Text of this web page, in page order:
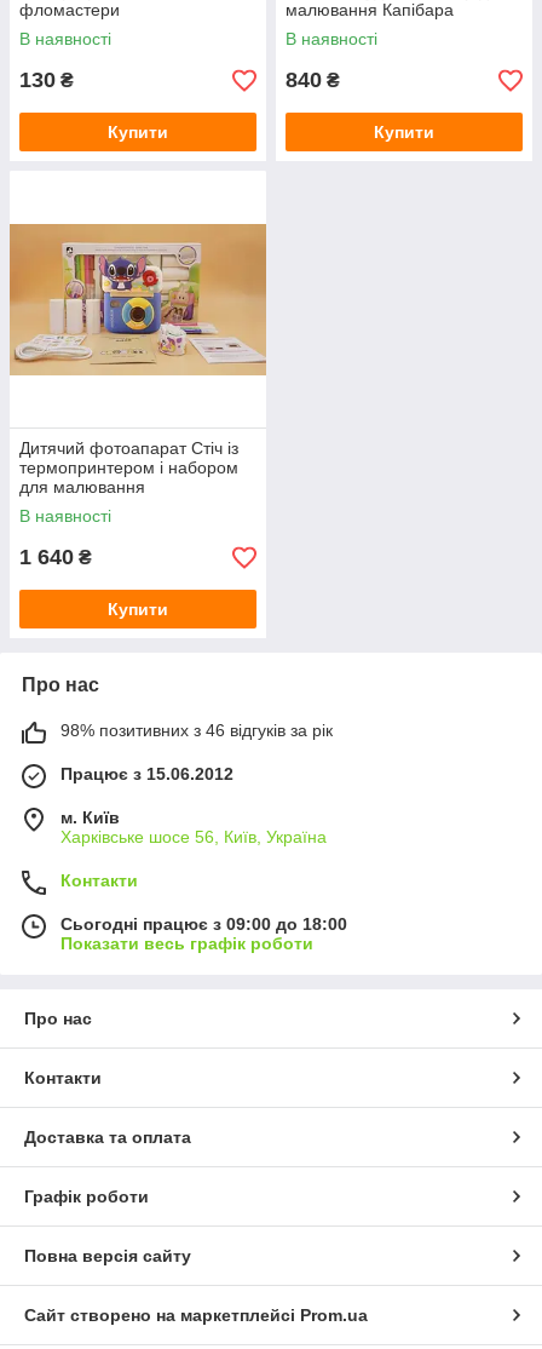
фломастери
В наявності
130 ₴
Купити
малювання Капібара
В наявності
840 ₴
Купити
Дитячий фотоапарат Стіч із
термопринтером і набором
для малювання
В наявності
1 640 ₴
Купити
Про нас
98% позитивних з 46 відгуків за рік
Працює з 15.06.2012
м. Київ
Харківське шосе 56, Київ, Україна
Контакти
Сьогодні працює з 09:00 до 18:00
Показати весь графік роботи
Про нас
Контакти
Доставка та оплата
Графік роботи
Повна версія сайту
Сайт створено на маркетплейсі Prom.ua